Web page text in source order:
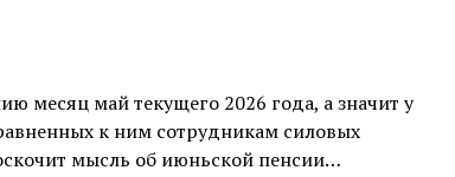
месяц май текущего 2026 года, а значит у
к ним сотрудникам силовых
мысль об июньской пенсии…